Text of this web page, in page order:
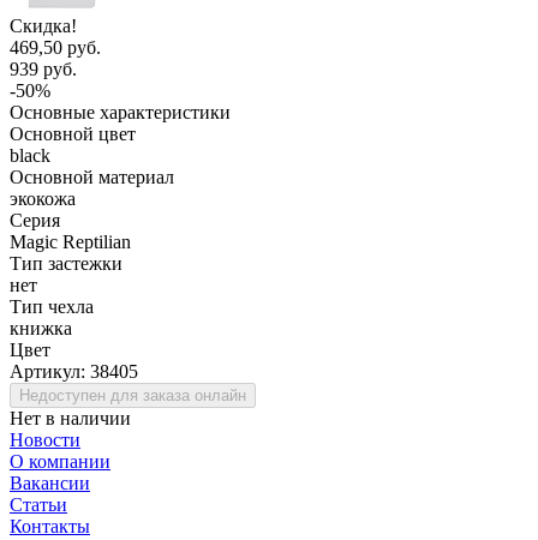
Скидка!
469,50 руб.
939 руб.
-50%
Основные характеристики
Основной цвет
black
Основной материал
экокожа
Серия
Magic Reptilian
Тип застежки
нет
Тип чехла
книжка
Цвет
Артикул: 38405
Недоступен для заказа онлайн
Нет в наличии
Новости
О компании
Вакансии
Статьи
Контакты